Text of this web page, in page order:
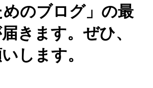
のブログ」の最
きます。ぜひ、
します。